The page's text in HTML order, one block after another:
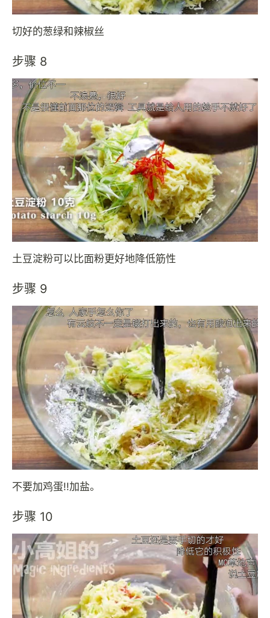
切好的葱绿和辣椒丝
步骤 8
土豆淀粉可以比面粉更好地降低筋性
步骤 9
不要加鸡蛋!!加盐。
步骤 10